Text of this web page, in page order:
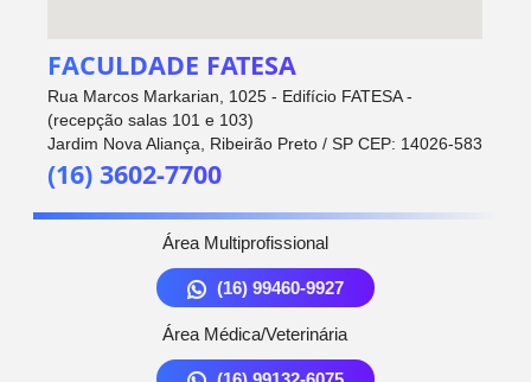
FACULDADE FATESA
Rua Marcos Markarian, 1025 - Edifício FATESA -
(recepção salas 101 e 103)
Jardim Nova Aliança, Ribeirão Preto / SP CEP: 14026-583
(16) 3602-7700
Área Multiprofissional
(16) 99460-9927
Área Médica/Veterinária